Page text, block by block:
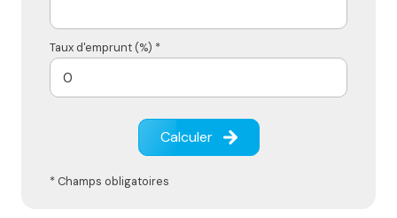
Taux d'emprunt (%) *
Calculer
* Champs obligatoires